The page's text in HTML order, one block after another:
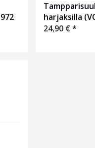
harjaksilla
24,90 €*